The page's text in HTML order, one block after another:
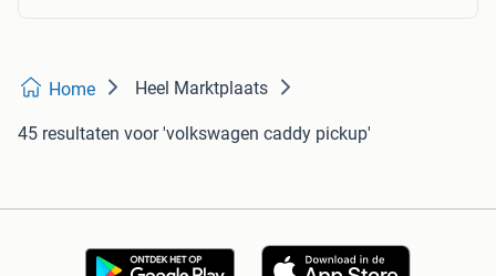
Home Heel Marktplaats
45 resultaten voor 'volkswagen caddy pickup'